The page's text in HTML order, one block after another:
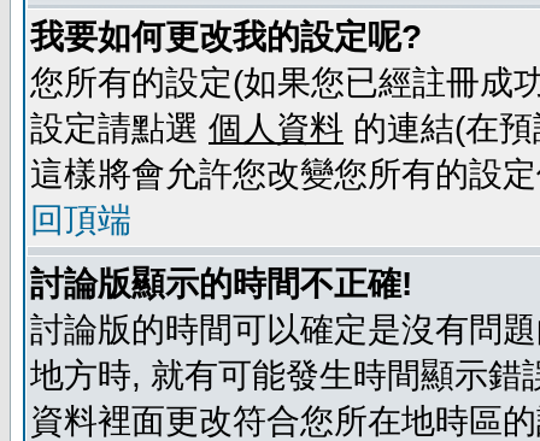
我要如何更改我的設定呢?
您所有的設定(如果您已經註冊成
設定請點選 個人資料 的連結(在
這樣將會允許您改變您所有的設
回頂端
討論版顯示的時間不正確!
討論版的時間可以確定是沒有問
地方時, 就有可能發生時間顯示
資料裡面更改符合您所在地時區